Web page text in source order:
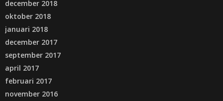
december 2018
oktober 2018
januari 2018
december 2017
september 2017
april 2017
februari 2017
november 2016